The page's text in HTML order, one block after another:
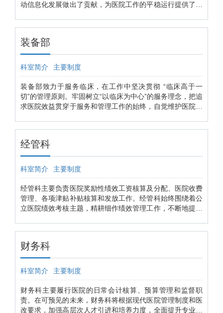
动信息化发展做出了贡献，为医院工作的平稳运行提供了坚
理；硬件组负责总院、东湖分院、乌石分院三个院区电脑客
户端、打印机、床头呼叫铃等附属设备的维护；软件组负责
自主研发医院所需的软件，满足医院个性化软件需求；需求
实施，是信息科同临床一线科室的沟通桥梁。 在自主研发
系统方面，为满足我院工作中个性化的软件需求，在医院领
导班子的大力支持下，信息科承担起了自主研发医院应用软
统”、“医院奖金管理系统”、“医院津贴管理系统”、“医院设备
用，得到了医院广大员工的普遍认可和好评。
装备部
科室简介 主要制度
装备部致力于服务临床，在工作中坚决贯彻 “临床高于一
切”的管理原则。牢固树立“以临床为中心”的服务理念，把追
求医院效益贯穿于服务和管理工作的始终，自觉维护医院利
文化，在院领导的支持和医院各科室的协助下，科室在设备
管理、员工素质、持续发展、建设科室文化等方面，均作出
了较好的成绩，取得了良好的社会效益和经济效益，得到了
总值已近7亿元人民币，其中大部分是来自德国、美国、荷
兰、英国、法国、日本等发达国家世界先进水平的医疗设
备，品种包括医学影像设备、生化检验设备、电生理检测设
救设备、康复理疗设备及其它各专科专用设备，为医院高质
医院医疗设备规划配置，医疗设备及耗材论证，医用耗材管
医疗设备安全与风险管理，医疗设备安装、验收、保养、维
修、报废管理，为临床科室提供技术支持，带教进修、实习
生，对兄弟医院进行技术支持等。
经管科
科室简介 主要制度
经管科主要负责医院奖励性绩效工资核算及分配、医院收费
管理、各项津贴补贴核算和发放工作。经管科始终围绕着公
立医院绩效考核主题，精耕细作绩效管理工作，不断地提升
续发展的现代化医院之路前行
财务科
科室简介 主要制度
财务科主要履行医院的日常会计核算、预算管理和监督职
责。在可预见的未来，财务科将根据现代医院管理制度和医
改要求，加强高层次人才引进和培养力度，全面提升专业化